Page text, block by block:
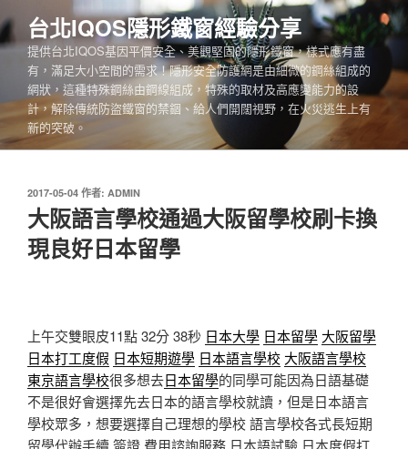
至
主
內
容
台北IQOS隱形鐵窗經驗分享
提供台北IQOS基因平價安全、美觀堅固的隱形鐵窗，樣式應有盡
有，滿足大小空間的需求！隱形安全防護網是由細微的鋼絲組成的
網狀，這種特殊鋼絲由鋼線組成，特殊的取材及高應變能力的設
計，解除傳統防盜鐵窗的禁錮、給人們開闊視野，在火災逃生上有
新的突破。
發
於
2017-05-04 作者: ADMIN
大阪語言學校通過大阪留學校刷卡換
現良好日本留學
上午交雙眼皮11點 32分 38秒 日本大學 日本留學 大阪留學
日本打工度假 日本短期遊學 日本語言學校 大阪語言學校
東京語言學校很多想去日本留學的同學可能因為日語基礎
不是很好會選擇先去日本的語言學校就讀，但是日本語言
學校眾多，想要選擇自己理想的學校 語言學校各式長短期
留學代辦手續.簽證.費用諮詢服務,日本語試驗,日本度假打